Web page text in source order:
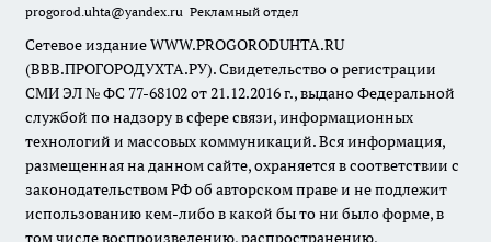
progorod.uhta@yandex.ru Рекламный отдел
Сетевое издание WWW.PROGORODUHTA.RU
(ВВВ.ПРОГОРОДУХТА.РУ). Свидетельство о регистрации
СМИ ЭЛ № ФС 77-68102 от 21.12.2016 г., выдано Федеральной
службой по надзору в сфере связи, информационных
технологий и массовых коммуникаций. Вся информация,
размещенная на данном сайте, охраняется в соответствии с
законодательством РФ об авторском праве и не подлежит
использованию кем-либо в какой бы то ни было форме, в
том числе воспроизведению, распространению,